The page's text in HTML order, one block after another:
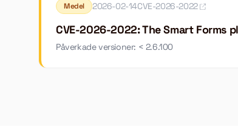
Medel 2026-02-14CVE-2026-2022
CVE-2026-2022: The Smart Forms
Påverkade versioner: < 2.6.100